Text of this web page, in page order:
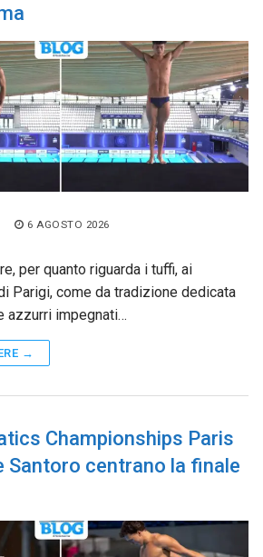
6 AGOSTO 2026
per quanto riguarda i tuffi, ai
Parigi, come da tradizione dedicata
azzurri impegnati…
→
Championships Paris
Santoro centrano la finale